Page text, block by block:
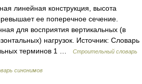
линейная конструкция, высота
ее поперечное сечение.
для восприятия вертикальных (в
нагрузок. Источник: Словарь
терминов 1 …
Строительный словарь
синонимов